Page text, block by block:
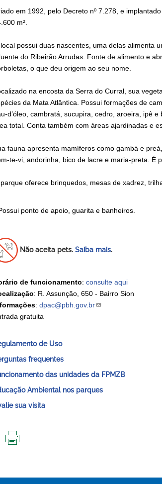
em 1992, pelo Decreto nº 7.278, e
m².
possui duas nascentes, uma delas alimenta
do Ribeirão Arrudas. Fonte de alimento e
o que deu origem ao seu nome.
na encosta da Serra do Curral, sua
da Mata Atlântica. Possui formações de
d’óleo, cambratá, sucupira, cedro, aroeira, ipê
total. Conta também com áreas ajardinadas e
fauna apresenta mamíferos como gambá e
te-vi, andorinha, bico de lacre e maria-preta. É
oferece brinquedos, mesas de xadrez,
ponto de apoio, guarita e banheiros.
Não aceita pets. Saiba mais.
de funcionamento: consulte aqui
: R. Assunção, 650 - Bairro Sion
: dpac@pbh.gov.br
gratuita
de Uso
frequentes
das unidades da FPMZB
Ambiental nos parques
sua visita